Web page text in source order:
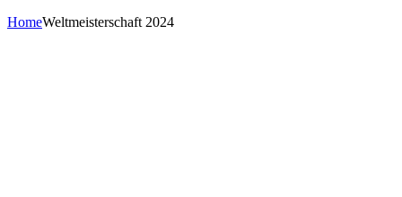
HomeWeltmeisterschaft 2024